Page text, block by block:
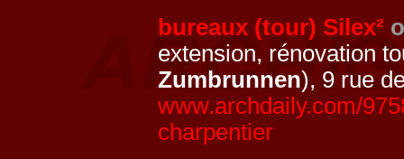
bureaux (tour) Silex²
extension, rénovation
Zumbrunnen), 9 rue
www.archdaily.com/
charpentier